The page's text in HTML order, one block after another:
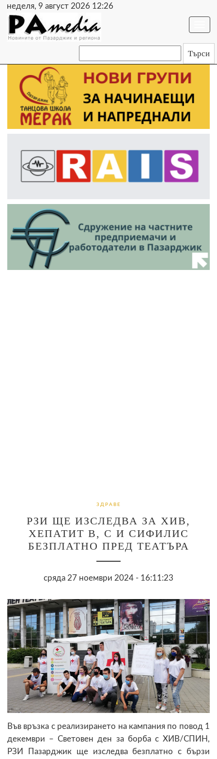
неделя, 9 август 2026 12:26
ЗДРАВЕ
РЗИ ЩЕ ИЗСЛЕДВА ЗА ХИВ,
ХЕПАТИТ В, С И СИФИЛИС
БЕЗПЛАТНО ПРЕД ТЕАТЪРА
сряда 27 ноември 2024 - 16:11:23
Във връзка с реализирането на кампания по повод 1
декември – Световен ден за борба с ХИВ/СПИН,
РЗИ Пазарджик ще изследва безплатно с бързи